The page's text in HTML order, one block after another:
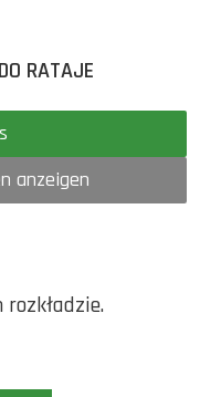
RATAJE
anzeigen